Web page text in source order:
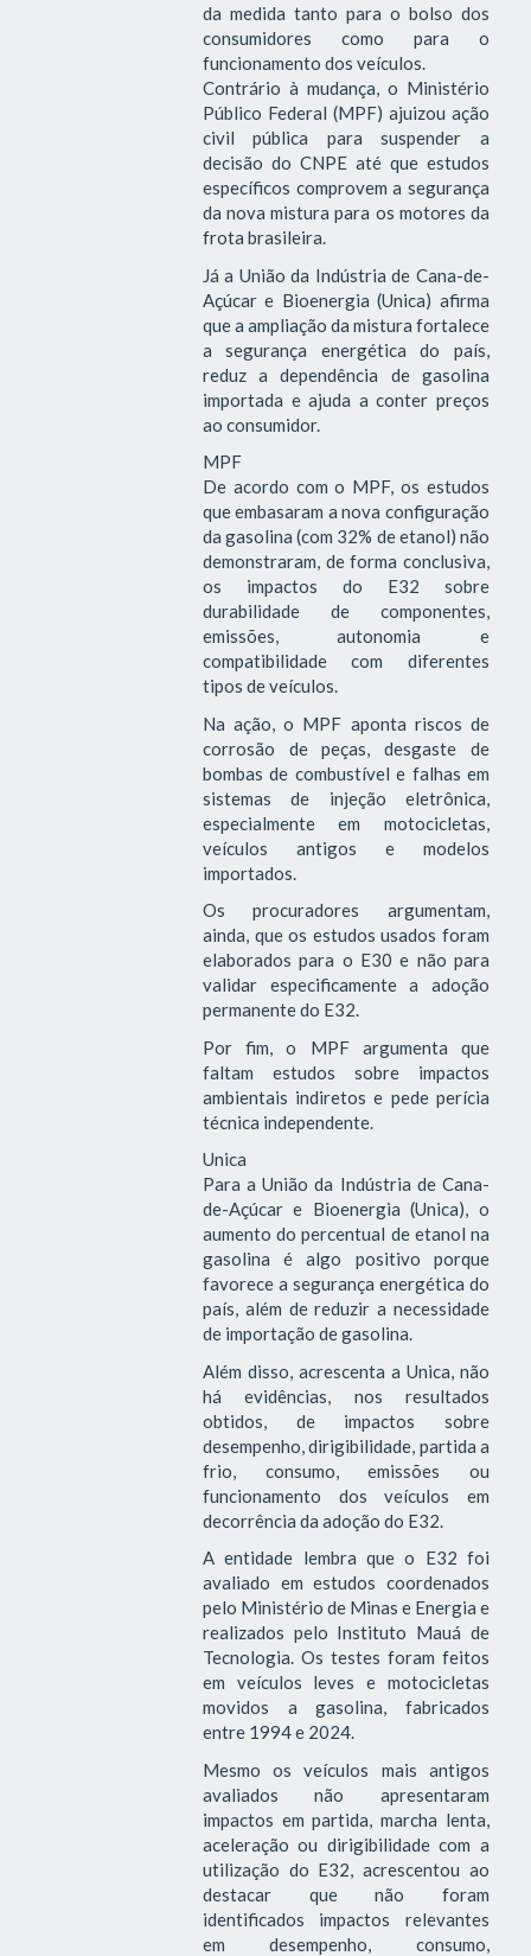
da medida tanto para o bolso dos
consumidores como para o
funcionamento dos veículos.
Contrário à mudança, o Ministério
Público Federal (MPF) ajuizou ação
civil pública para suspender a
decisão do CNPE até que estudos
específicos comprovem a segurança
da nova mistura para os motores da
frota brasileira.
Já a União da Indústria de Cana-de-
Açúcar e Bioenergia (Unica) afirma
que a ampliação da mistura fortalece
a segurança energética do país,
reduz a dependência de gasolina
importada e ajuda a conter preços
ao consumidor.
MPF
De acordo com o MPF, os estudos
que embasaram a nova configuração
da gasolina (com 32% de etanol) não
demonstraram, de forma conclusiva,
os impactos do E32 sobre
durabilidade de componentes,
emissões, autonomia e
compatibilidade com diferentes
tipos de veículos.
Na ação, o MPF aponta riscos de
corrosão de peças, desgaste de
bombas de combustível e falhas em
sistemas de injeção eletrônica,
especialmente em motocicletas,
veículos antigos e modelos
importados.
Os procuradores argumentam,
ainda, que os estudos usados foram
elaborados para o E30 e não para
validar especificamente a adoção
permanente do E32.
Por fim, o MPF argumenta que
faltam estudos sobre impactos
ambientais indiretos e pede perícia
técnica independente.
Unica
Para a União da Indústria de Cana-
de-Açúcar e Bioenergia (Unica), o
aumento do percentual de etanol na
gasolina é algo positivo porque
favorece a segurança energética do
país, além de reduzir a necessidade
de importação de gasolina.
Além disso, acrescenta a Unica, não
há evidências, nos resultados
obtidos, de impactos sobre
desempenho, dirigibilidade, partida a
frio, consumo, emissões ou
funcionamento dos veículos em
decorrência da adoção do E32.
A entidade lembra que o E32 foi
avaliado em estudos coordenados
pelo Ministério de Minas e Energia e
realizados pelo Instituto Mauá de
Tecnologia. Os testes foram feitos
em veículos leves e motocicletas
movidos a gasolina, fabricados
entre 1994 e 2024.
Mesmo os veículos mais antigos
avaliados não apresentaram
impactos em partida, marcha lenta,
aceleração ou dirigibilidade com a
utilização do E32, acrescentou ao
destacar que não foram
identificados impactos relevantes
em desempenho, consumo,